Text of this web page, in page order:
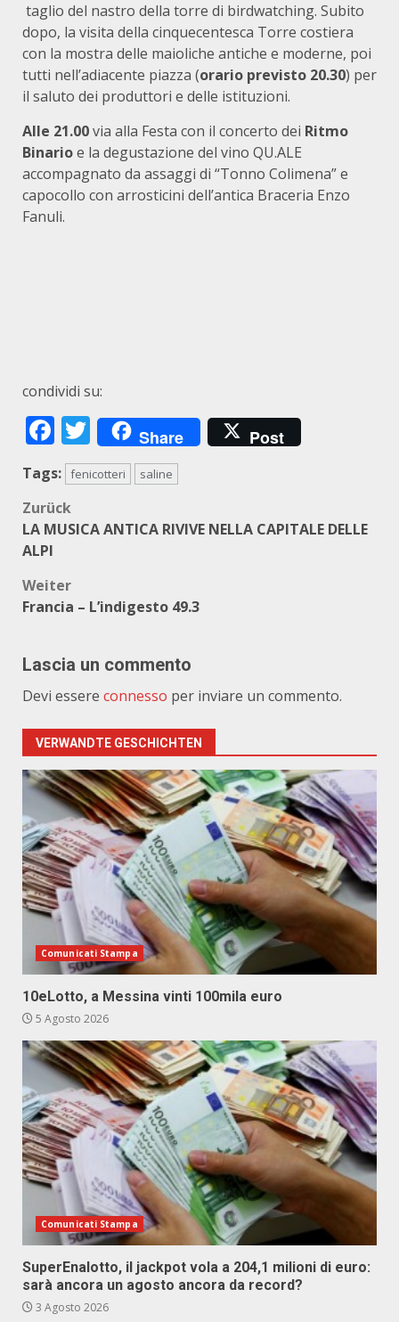
taglio del nastro della torre di birdwatching. Subito
dopo, la visita della cinquecentesca Torre costiera
con la mostra delle maioliche antiche e moderne, poi
tutti nell’adiacente piazza (orario previsto 20.30) per
il saluto dei produttori e delle istituzioni.
Alle 21.00via alla Festa con il concerto dei Ritmo
Binarioe la degustazione del vino QU.ALE
accompagnato da assaggi di “Tonno Colimena” e
capocollo con arrosticini dell’antica Braceria Enzo
Fanuli.
condividi su:
Facebook
Twitter
Share Post
Tags: fenicotteri saline
Beitragsnavigation
Zurück
LA MUSICA ANTICA RIVIVE NELLA CAPITALE DELLE
ALPI
Weiter
Francia – L’indigesto 49.3
Lascia un commento
Devi essere connesso per inviare un commento.
VERWANDTE GESCHICHTEN
Comunicati Stampa
10eLotto, a Messina vinti 100mila euro
5 Agosto 2026
Comunicati Stampa
SuperEnalotto, il jackpot vola a 204,1 milioni di euro:
sarà ancora un agosto ancora da record?
3 Agosto 2026